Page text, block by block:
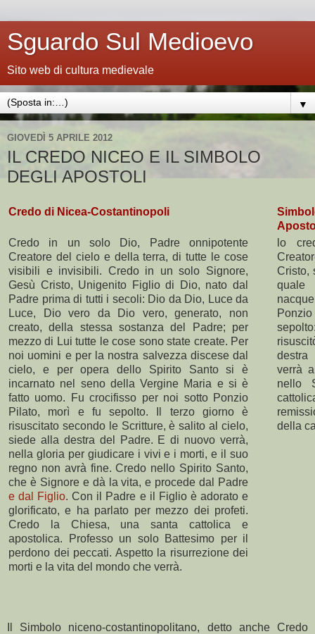
Sguardo Sul Medioevo
Sito web di cultura medievale
▼
GIOVEDÌ 5 APRILE 2012
IL CREDO NICEO E IL SIMBOLO
DEGLI APOSTOLI
Credo di Nicea-Costantinopoli
Credo in un solo Dio, Padre onnipotente
Creatore del cielo e della terra, di tutte le cose
visibili e invisibili. Credo in un solo Signore,
Gesù Cristo, Unigenito Figlio di Dio, nato dal
Padre prima di tutti i secoli: Dio da Dio, Luce da
Luce, Dio vero da Dio vero, generato, non
creato, della stessa sostanza del Padre; per
mezzo di Lui tutte le cose sono state create. Per
noi uomini e per la nostra salvezza discese dal
cielo, e per opera dello Spirito Santo si è
incarnato nel seno della Vergine Maria e si è
fatto uomo. Fu crocifisso per noi sotto Ponzio
Pilato, morì e fu sepolto. Il terzo giorno è
risuscitato secondo le Scritture, è salito al cielo,
siede alla destra del Padre. E di nuovo verrà,
nella gloria per giudicare i vivi e i morti, e il suo
regno non avrà fine. Credo nello Spirito Santo,
che è Signore e dà la vita, e procede dal Padre
e dal Figlio. Con il Padre e il Figlio è adorato e
glorificato, e ha parlato per mezzo dei profeti.
Credo la Chiesa, una santa cattolica e
apostolica. Professo un solo Battesimo per il
perdono dei peccati. Aspetto la risurrezione dei
morti e la vita del mondo che verrà.
lo
Cristo,
quale
verrà
nello
della
Il Simbolo niceno-costantinopolitano, detto anche Credo